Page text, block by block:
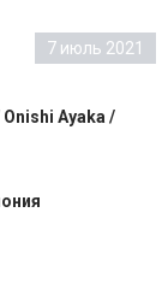
7 июль 2021
Onishi Ayaka /